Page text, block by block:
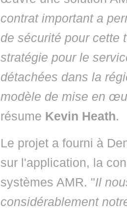
contrat important a
de sécurité pour cette
stratégie pour le
détachées dans la
modèle de mise en
résume Kevin Heath.
Le projet a fourni à
sur l'application, la
systèmes AMR. "Il
considérablement